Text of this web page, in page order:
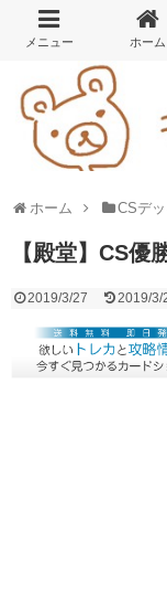
ホーム CSデ
【殿堂】CS優
2019/3/27 2019/3/